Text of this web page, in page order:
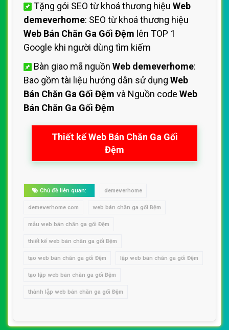
Tặng gói SEO từ khoá thương hiệu Web
demeverhome: SEO từ khoá thương hiệu
Web Bán Chăn Ga Gối Đệm lên TOP 1
Google khi người dùng tìm kiếm
Bàn giao mã nguồn Web demeverhome:
Bao gồm tài liệu hướng dẫn sử dụng Web
Bán Chăn Ga Gối Đệm và Nguồn code Web
Bán Chăn Ga Gối Đệm
Thiết kế Web Bán Chăn Ga Gối
Đệm
Chủ đề liên quan: demeverhome
demeverhome.com web bán chăn ga gối Đệm
mẫu web bán chăn ga gối Đệm
thiết kế web bán chăn ga gối Đệm
tạo web bán chăn ga gối Đệm lập web bán chăn ga gối Đệm
tạo lập web bán chăn ga gối Đệm
thành lập web bán chăn ga gối Đệm